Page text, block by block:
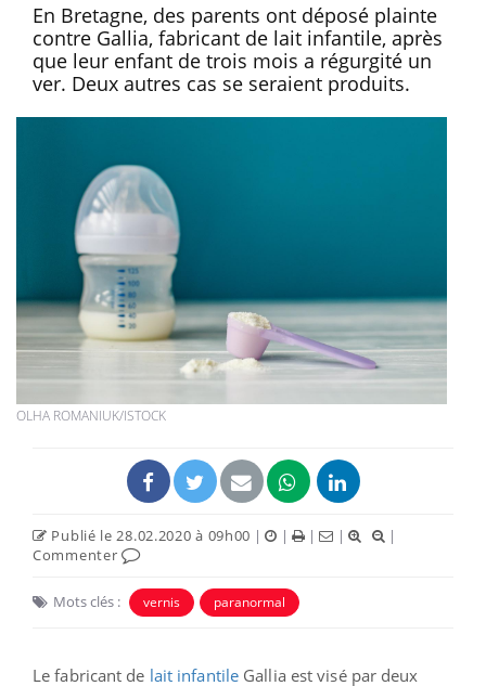
En Bretagne, des parents ont déposé plainte
contre Gallia, fabricant de lait infantile, après
que leur enfant de trois mois a régurgité un
ver. Deux autres cas se seraient produits.
OLHA ROMANIUK/ISTOCK
Publié le 28.02.2020 à 09h00 | | | |
|
Commenter
Mots clés : vernis paranormal
Le fabricant de lait infantile Gallia est visé par deux